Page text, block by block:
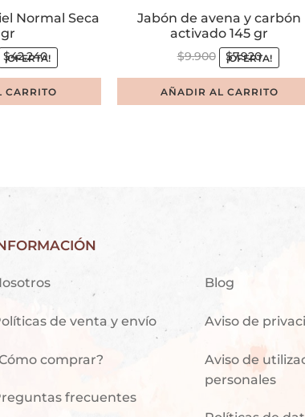
Normal Seca
¡OFERTA!
$42.240
CARRITO
Jabón de avena y carbón
activado 145 gr
¡OFERTA!
$9.900 $7.920
AÑADIR AL CARRITO
de venta y envío
comprar?
frecuentes
Blog
Aviso de
Aviso de
personales